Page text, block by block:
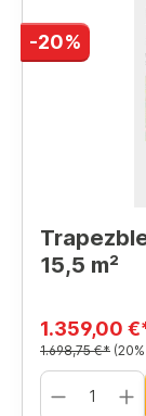
-20%
15,5 m²
1.359,00
1.698,75 €*